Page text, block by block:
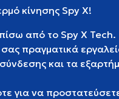
κίνησης Spy X!
από το Spy X Tech.
πραγματικά
και τα
για να